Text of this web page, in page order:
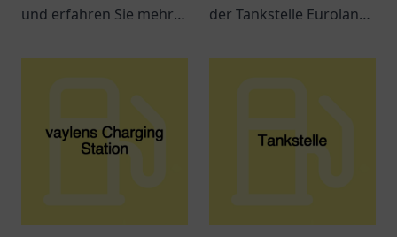
und erfahren Sie mehr
des Elektroauto Ladens
der Tankstelle Euroland
nur ein Ort zum Tanken!